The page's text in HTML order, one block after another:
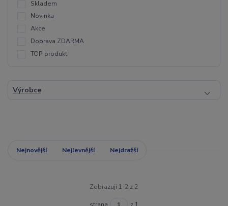
Skladem
Novinka
Akce
Doprava ZDARMA
TOP produkt
Výrobce
Nejnovější Nejlevnější Nejdražší
Zobrazuji 1-2 z 2
strana z 1